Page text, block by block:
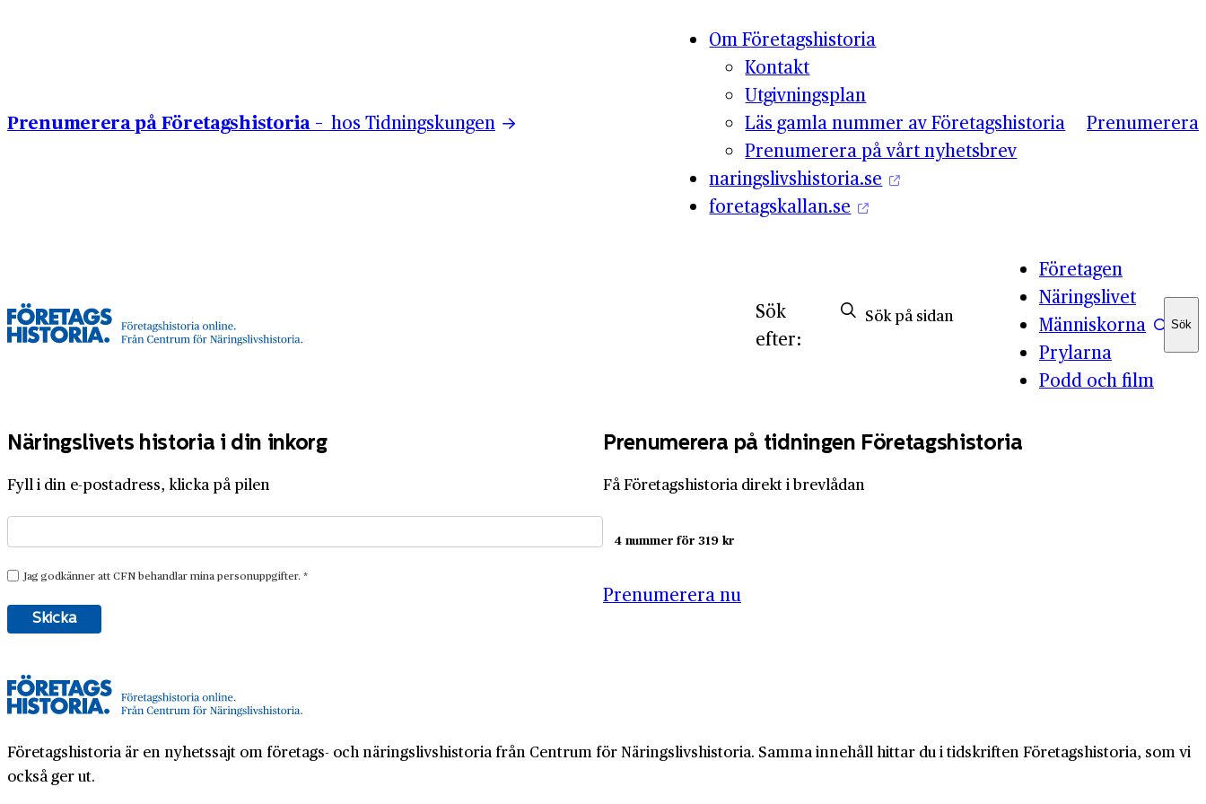
Prenumerera på Företagshistoria – hos Tidningskungen
Om Företagshistoria
Kontakt
Utgivningsplan
Läs gamla nummer av Företagshistoria
Prenumerera på vårt nyhetsbrev
naringslivshistoria.se
foretagskallan.se
Prenumerera
Företagen
Näringslivet
Människorna
Prylarna
Podd och film
Sök
efter:
Sök
Sök
Näringslivets historia i din inkorg
Fyll i din e-postadress, klicka på pilen
Prenumerera på tidningen Företagshistoria
Få Företagshistoria direkt i brevlådan
4 nummer för 319 kr
Prenumerera nu
Företagshistoria är en nyhetssajt om företags- och näringslivshistoria från Centrum för Näringslivshistoria. Samma innehåll hittar du i tidskriften Företagshistoria, som vi
också ger ut.